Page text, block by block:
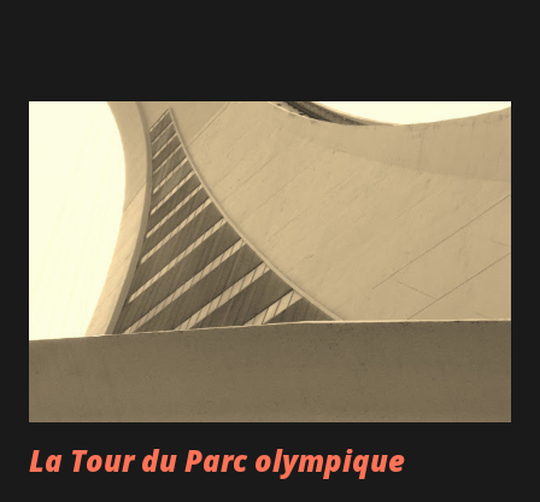
fraises, s'égarent dans la forêt. En chemin, ils croiseront la
Fée rosée, le Marchand de sable et une alléchante maison
de pain d'épice... mais aussi une inquiétante sorcière!''
Hänsel et Gretel sont tous les 2 interprétés par des
femmes mais elles sont très expressives et convaincantes.
C'est un très bel opéra, magnifiquement mis en scène et
très accessible grâce à la participation d'a...
La Tour du Parc olympique